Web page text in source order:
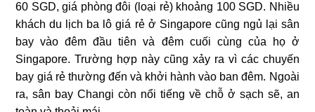
60 SGD, giá phòng đôi (loại rẻ) khoảng 100 SGD. Nhiều
khách du lịch ba lô giá rẻ ở Singapore cũng ngủ lại sân
bay vào đêm đầu tiên và đêm cuối cùng của họ ở
Singapore. Trường hợp này cũng xảy ra vì các chuyến
bay giá rẻ thường đến và khởi hành vào ban đêm. Ngoài
ra, sân bay Changi còn nổi tiếng về chỗ ở sạch sẽ, an